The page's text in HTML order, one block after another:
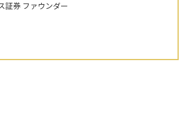
証券 ファウンダー